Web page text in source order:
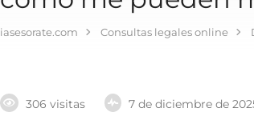
iasesorate.com Consultas legales online
306 visitas 7 de diciembre de